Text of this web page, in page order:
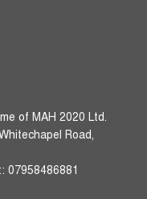
of MAH 2020 Ltd.
Road,
07958486881